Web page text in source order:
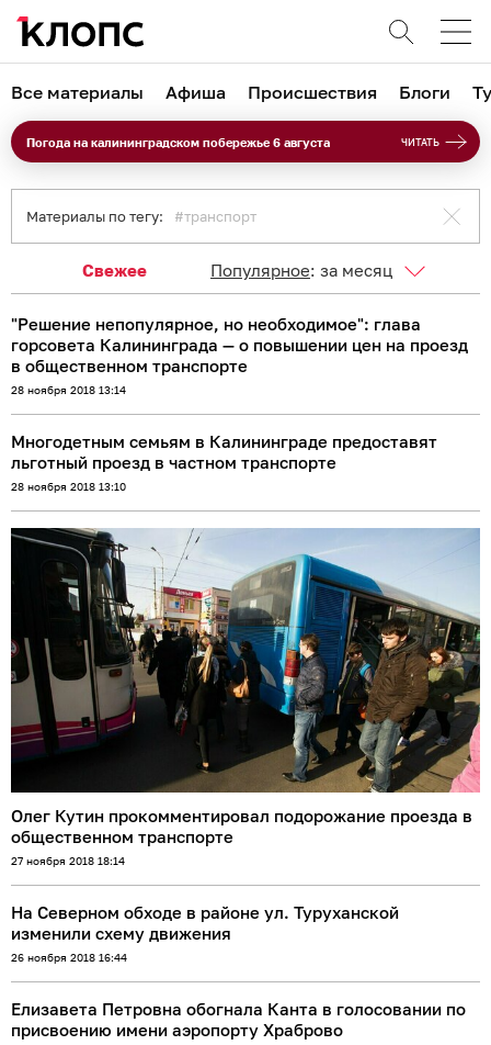
Все материалы Афиша Происшествия Блоги
Погода на калининградском побережье 6 августа ЧИТАТЬ
Материалы по тегу: транспорт
Свежее Популярное: за месяц
"Решение непопулярное, но необходимое": глава
горсовета Калининграда — о повышении цен на проезд
в общественном транспорте
28 ноября 2018 13:14
Многодетным семьям в Калининграде предоставят
льготный проезд в частном транспорте
28 ноября 2018 13:10
Олег Кутин прокомментировал подорожание проезда в
общественном транспорте
27 ноября 2018 18:14
На Северном обходе в районе ул. Туруханской
изменили схему движения
26 ноября 2018 16:44
Елизавета Петровна обогнала Канта в голосовании по
присвоению имени аэропорту Храброво